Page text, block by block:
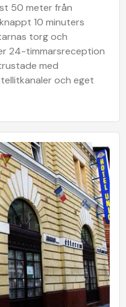
50 meter från
10 minuters
torg och
24-timmarsreception
med
och eget